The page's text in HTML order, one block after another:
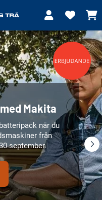
Makita
när du
från
september.